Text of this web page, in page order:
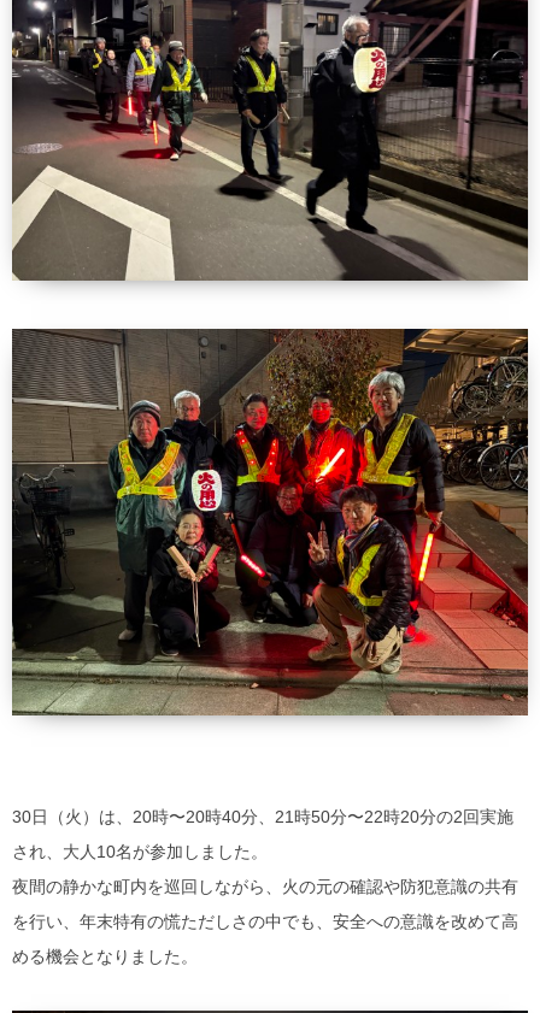
30日（火）は、20時〜20時40分、21時50分〜22時20分の2回実施
され、大人10名が参加しました。
夜間の静かな町内を巡回しながら、火の元の確認や防犯意識の共有
を行い、年末特有の慌ただしさの中でも、安全への意識を改めて高
める機会となりました。